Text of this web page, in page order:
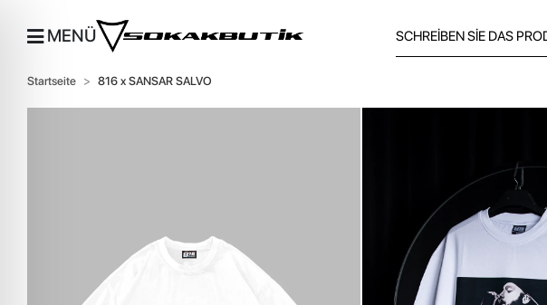
MENÜ
Startseite 816 x SANSAR SALVO